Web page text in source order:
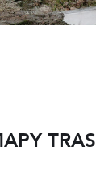
TRAS